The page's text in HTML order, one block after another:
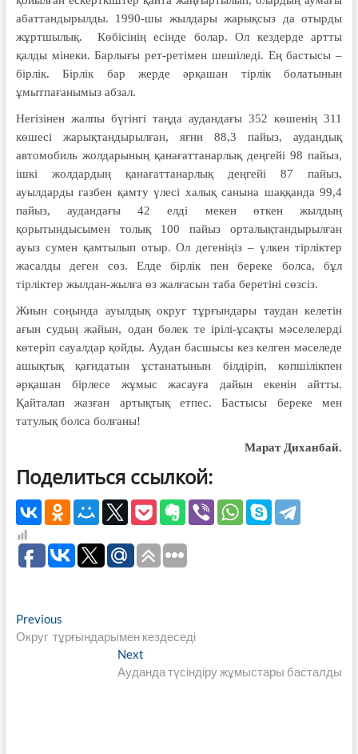
абаттандырылды. 1990-шы жылдары жарықсыз да отырды
жұртшылық. Көбісінің есінде болар. Ол кездерде артты
қалды мінеки. Барлығы рет-ретімен шешіледі. Ең бастысы –
бірлік. Бірлік бар жерде әрқашан тірлік болатынын
ұмытпағанымыз абзал.
Негізінен жалпы бүгінгі таңда аудандағы 352 көшенің 311
көшесі жарықтандырылған, яғни 88,3 пайыз, аудандық
автомобиль жолдарының қанағаттанарлық деңгейі 98 пайыз,
ішкі жолдардың қанағаттанарлық деңгейі 87 пайыз,
ауылдарды газбен қамту үлесі халық санына шаққанда 99,4
пайыз, аудандағы 42 елді мекен өткен жылдың
қорытындысымен толық 100 пайыз орталықтандырылған
ауыз сумен қамтылып отыр. Ол дегеніңіз – үлкен тірліктер
жасалды деген сөз. Елде бірлік пен береке болса, бұл
тірліктер жылдан-жылға өз жалғасын таба беретіні сөзсіз.
Жиын соңында ауылдық округ тұрғындары таудан келетін
ағын судың жайын, одан бөлек те ірілі-ұсақты мәселелерді
көтеріп сауалдар қойды. Аудан басшысы кез келген мәселеде
ашықтық қағидатын ұстанатынын білдіріп, көпшілікпен
әрқашан бірлесе жұмыс жасауға дайын екенін айтты.
Қайталап жазған артықтық етпес. Бастысы береке мен
татулық болса болғаны!
Марат Диханбай.
Поделиться ссылкой:
Навигация
по
PreviousPrevious
post:
Округ тұрғындарымен кездеседі
Next
post:
Ауданда түсіндіру жұмыстары басталды